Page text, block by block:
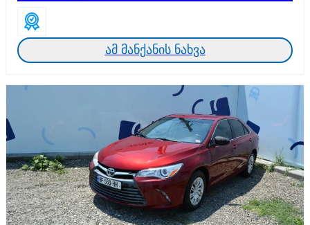
ამ მანქანის ნახვა